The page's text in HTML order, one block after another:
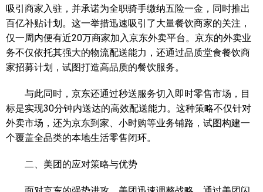
吸引商家入驻，并承诺为全职骑手缴纳五险一金，同时推出
百亿补贴计划。这一举措迅速吸引了大量餐饮商家的关注，
仅一周内便有近20万商家加入京东外卖平台。京东的外卖业
务不仅依托其强大的物流配送能力，还通过品质堂食餐饮商
家招募计划，试图打造高品质的餐饮服务。
与此同时，京东还通过秒送服务切入即时零售市场，目
标是实现30分钟内送达的高效配送能力。这种策略不仅针对
外卖市场，还为京东到家、小时购等业务铺路，试图构建一
个覆盖全品类的本地生活零售闭环。
二、美团的应对策略与优势